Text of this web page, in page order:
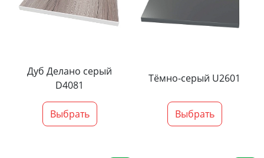
Дуб Делано серый
D4081
Выбрать
Тёмно-серый U2601
Выбрать